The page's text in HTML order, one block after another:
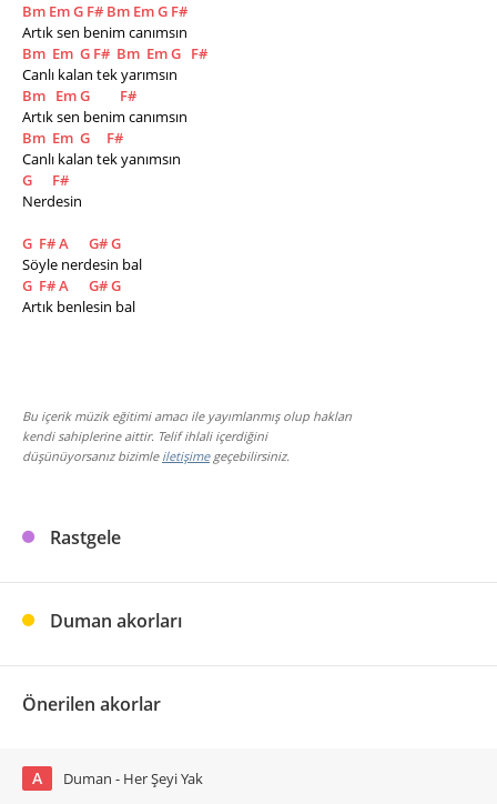
Bm EmG F# Bm EmG F#
Artık sen benim canımsın
Bm Em G F# Bm EmG F#
Canlı kalan tek yarımsın
Bm EmG
F#
Artık sen benim canımsın
Bm Em G
F#
Canlı kalan tek yanımsın
G
F#
Nerdesin
G F#A G#G
Söyle nerdesin bal
G F#A G#G
Artık benlesin bal
Bu içerik müzik eğitimi amacı ile yayımlanmış olup hakları
kendi sahiplerine aittir. Telif ihlali içerdiğini
düşünüyorsanız bizimle iletişimegeçebilirsiniz.
Rastgele
Duman akorları
Önerilen akorlar
A Duman - Her Şeyi Yak